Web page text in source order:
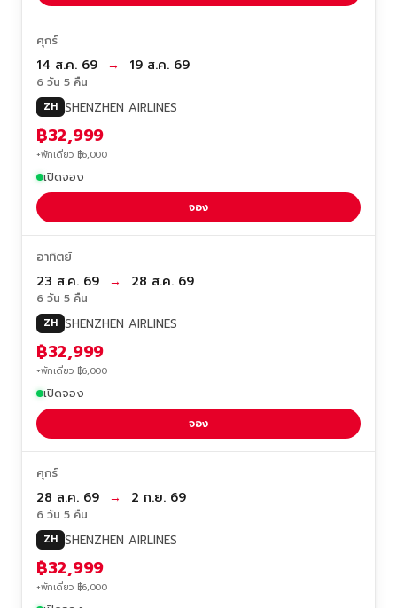
ศุกร์
14 ส.ค. 69 → 19 ส.ค. 69
6 วัน 5 คืน
ZH SHENZHEN AIRLINES
฿32,999
+พักเดี่ยว ฿6,000
เปิดจอง
จอง
อาทิตย์
23 ส.ค. 69 → 28 ส.ค. 69
6 วัน 5 คืน
ZH SHENZHEN AIRLINES
฿32,999
+พักเดี่ยว ฿6,000
เปิดจอง
จอง
ศุกร์
28 ส.ค. 69 → 2 ก.ย. 69
6 วัน 5 คืน
ZH SHENZHEN AIRLINES
฿32,999
+พักเดี่ยว ฿6,000